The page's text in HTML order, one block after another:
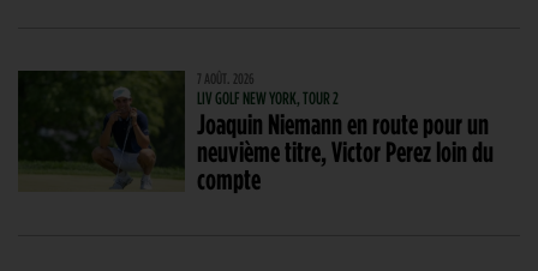
7 AOÛT. 2026
LIV GOLF NEW YORK, TOUR 2
Joaquin Niemann en route pour un
neuvième titre, Victor Perez loin du
compte